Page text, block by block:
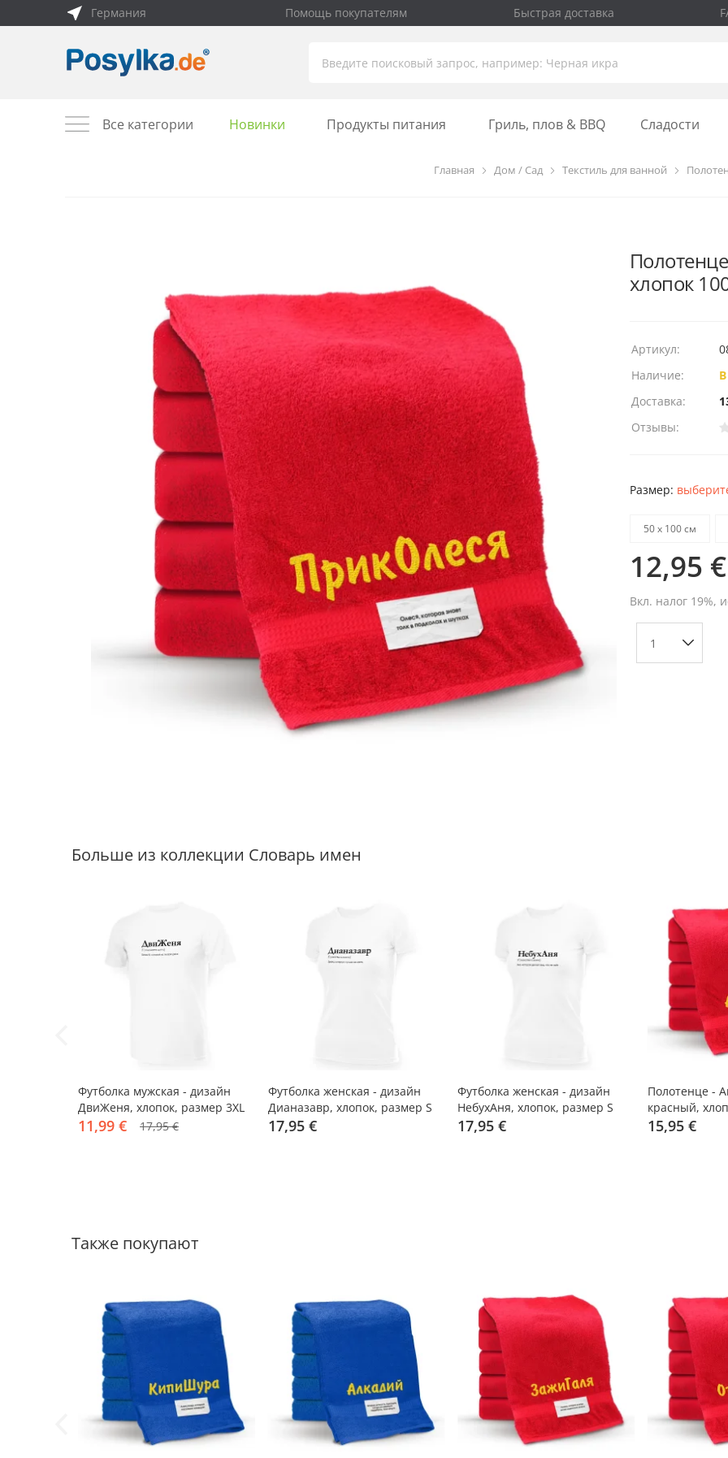
Германия Помощь покупателям Быстрая доставка
Все категории Новинки Продукты питания Гриль, плов & BBQ Сладости
Главная Дом / Сад Текстиль для ванной
хлопок
Артикул:
Наличие:
Доставка:
Отзывы:
Размер:
50 х 100 см
12,95 €
Вкл. налог 19%,
Больше из коллекции Словарь имен
-33%
Футболка мужская - дизайн
ДвиЖеня, хлопок, размер 3XL
11,99 € 17,95 €
Футболка женская - дизайн
Дианазавр, хлопок, размер S
17,95 €
Футболка женская - дизайн
НебухАня, хлопок, размер S
17,95 €
Полотенце -
красный,
15,95 €
Также покупают